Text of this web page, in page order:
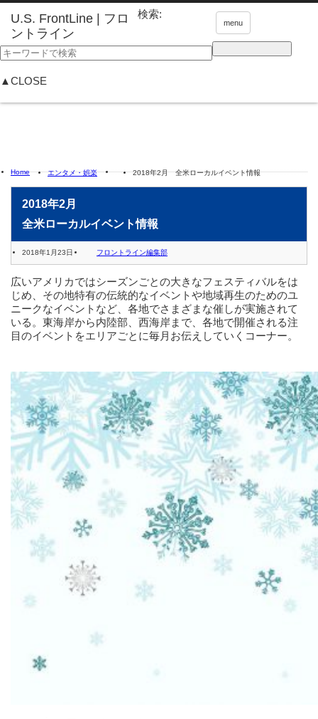
menu
検索:
▲CLOSE
Home エンタメ・娯楽 2018年2月 全米ローカルイベント情報
2018年2月
全米ローカルイベント情報
2018年1月23日 フロントライン編集部
広いアメリカではシーズンごとの大きなフェスティバルをは
じめ、その地特有の伝統的なイベントや地域再生のためのユ
ニークなイベントなど、各地でさまざまな催しが実施されて
いる。東海岸から内陸部、西海岸まで、各地で開催される注
目のイベントをエリアごとに毎月お伝えしていくコーナー。